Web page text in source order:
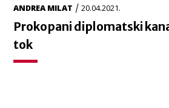
ANDREA MILAT /20.04.2021.
Prokopani diplomatski
tok